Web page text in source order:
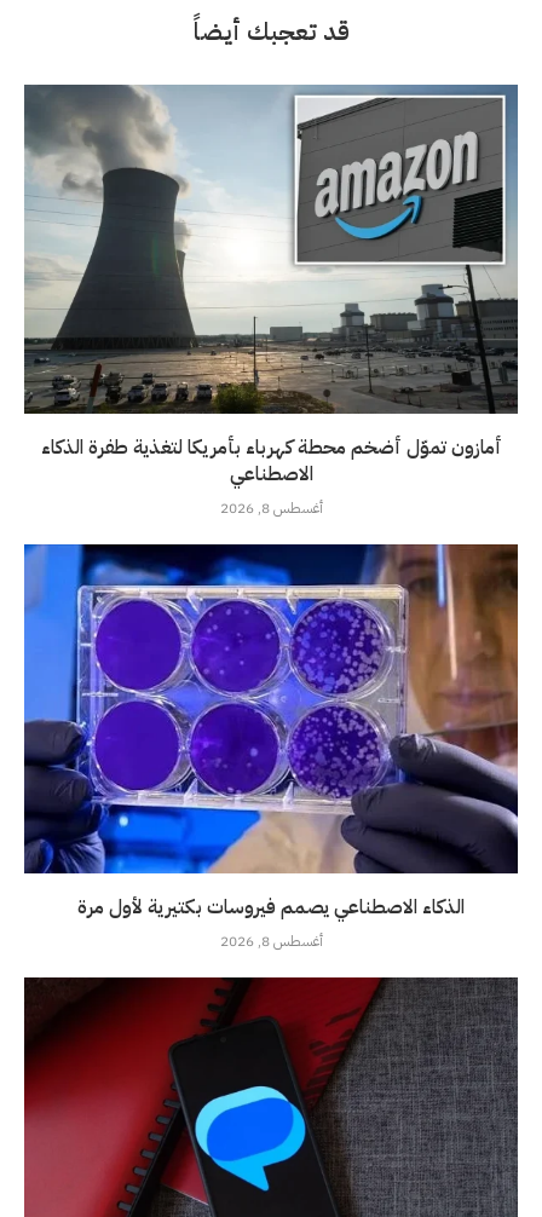
قد تعجبك أيضاً
أمازون تموّل أضخم محطة كهرباء بأمريكا لتغذية طفرة الذكاء
الاصطناعي
أغسطس 8, 2026
الذكاء الاصطناعي يصمم فيروسات بكتيرية لأول مرة
أغسطس 8, 2026